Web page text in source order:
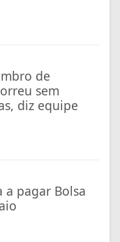
de
sem
diz equipe
a pagar Bolsa